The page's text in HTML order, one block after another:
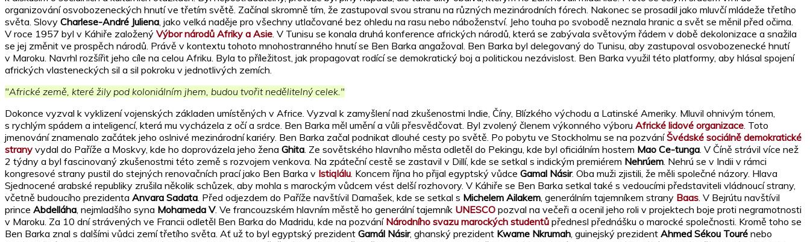
organizování osvobozeneckých hnutí ve třetím světě. Začínal skromně tím, že zastupoval svou stranu na různých mezinárodních fórech. Nakonec se prosadil jako mluvčí mládeže třetího
světa. Slovy Charlese-André Juliena , jako velká naděje pro všechny utlačované bez ohledu na rasu nebo náboženství. Jeho touha po svobodě neznala hranic a svět se měnil před očima.
V roce 1957 byl v Káhiře založený Výbor národů Afriky a Asie . V Tunisu se konala druhá konference afrických národů, která se zabývala světovým řádem v době dekolonizace a snažila
se jej změnit ve prospěch národů. Právě v kontextu tohoto mnohostranného hnutí se Ben Barka angažoval. Ben Barka byl delegovaný do Tunisu, aby zastupoval osvobozenecké hnutí
v Maroku. Navrhl rozšířit jeho cíle na celou Afriku. Byla to příležitost, jak propagovat rodící se demokratický boj a politickou nezávislost. Ben Barka využil této platformy, aby hlásal spojení
afrických vlasteneckých sil a sil pokroku v jednotlivých zemích.
"Africké země, které žily pod koloniálním jhem, budou tvořit nedělitelný celek."
Dokonce vyzval k vyklizení vojenských základen umístěných v Africe. Vyzval k zamyšlení nad zkušenostmi Indie, Číny, Blízkého východu a Latinské Ameriky. Mluvil ohnivým tónem,
s rychlým spádem a inteligencí, která mu vycházela z očí a srdce. Ben Barka měl umění a vůli přesvědčovat. Byl zvolený členem výkonného výboru Africké lidové organizace . Toto
jmenování znamenalo začátek jeho oslnivé mezinárodní kariéry. Ben Barka začal podnikat dlouhé cesty po světě. Po pobytu ve Stockholmu se na pozváníŠvédské sociálně demokratické
strany vydal do Paříže a Moskvy, kde ho doprovázela jeho žena Ghita . Ze sovětského hlavního města odletěl do Pekingu, kde byl oficiálním hostem Mao Ce-tunga . V Číně strávil více než
2 týdny a byl fascinovaný zkušenostmi této země s rozvojem venkova. Na zpáteční cestě se zastavil v Dillí, kde se setkal s indickým premiérem Nehrúem . Nehrú se v Indii v rámci
kongresové strany pustil do stejných renovačních prací jako Ben Barka v Istiqlálu . Koncem října ho přijal egyptský vůdce Gamal Násir. Oba muži zjistili, že měli společné názory. Hlava
Sjednocené arabské republiky zrušila několik schůzek, aby mohla s marockým vůdcem vést delší rozhovory. V Káhiře se Ben Barka setkal také s vedoucími představiteli vládnoucí strany,
včetně budoucího prezidenta Anvara Sadata . Před odjezdem do Paříže navštívil Damašek, kde se setkal s Michelem Ailakem , generálním tajemníkem strany Baas . V Bejrútu navštívil
prince Abdelláha , nejmladšího syna Mohameda V. Ve francouzském hlavním městě ho generální tajemník UNESCO pozval na večeři a ocenil jeho roli v projektech boje proti negramotnosti
v Maroku. Za 10 dní strávených ve Francii odletěl Ben Barka do Madridu, kde na pozvání Národního svazu marockých studentů přednesl přednášku o marocké společnosti. Kromě toho se
Ben Barka znal s dalšími vůdci zemí třetího světa. Ať už to byl egyptský prezident Gamál Násir, ghanský prezident Kwame Nkrumah , guinejský prezident Ahmed Sékou Touré nebo